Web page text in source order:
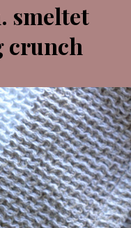
smeltet
crunch